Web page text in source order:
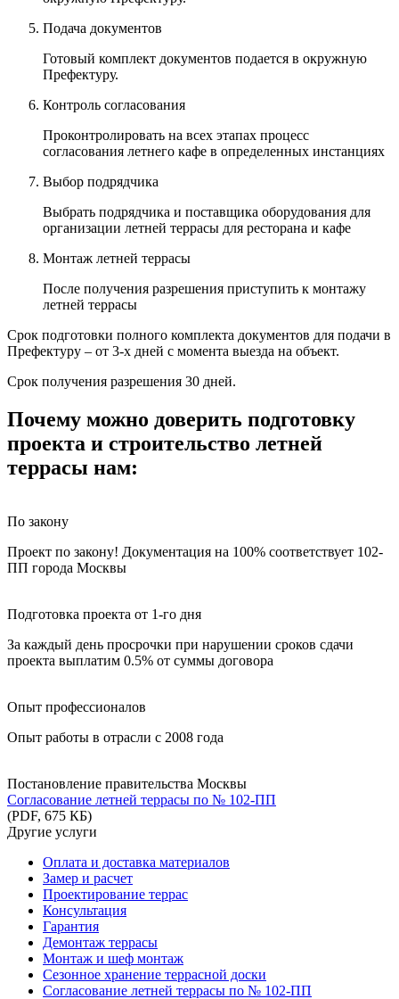
Подача документов
Готовый комплект документов подается в окружную
Префектуру.
Контроль согласования
Проконтролировать на всех этапах процесс
согласования летнего кафе в определенных инстанциях
Выбор подрядчика
Выбрать подрядчика и поставщика оборудования для
организации летней террасы для ресторана и кафе
Монтаж летней террасы
После получения разрешения приступить к монтажу
летней террасы
Срок подготовки полного комплекта документов для подачи в
Префектуру – от 3-х дней с момента выезда на объект.
Срок получения разрешения 30 дней.
Почему можно доверить подготовку
проекта и строительство летней
террасы нам:
По закону
Проект по закону! Документация на 100% соответствует 102-
ПП города Москвы
Подготовка проекта от 1-го дня
За каждый день просрочки при нарушении сроков сдачи
проекта выплатим 0.5% от суммы договора
Опыт профессионалов
Опыт работы в отрасли с 2008 года
Постановление правительства Москвы
Согласование летней террасы по № 102-ПП
(PDF, 675 КБ)
Другие услуги
Оплата и доставка материалов
Замер и расчет
Проектирование террас
Консультация
Гарантия
Демонтаж террасы
Монтаж и шеф монтаж
Сезонное хранение террасной доски
Согласование летней террасы по № 102-ПП